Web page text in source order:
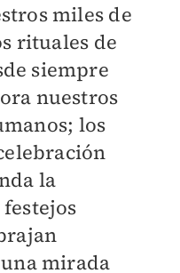
miles de
rituales de
siempre
nuestros
los
la
mirada